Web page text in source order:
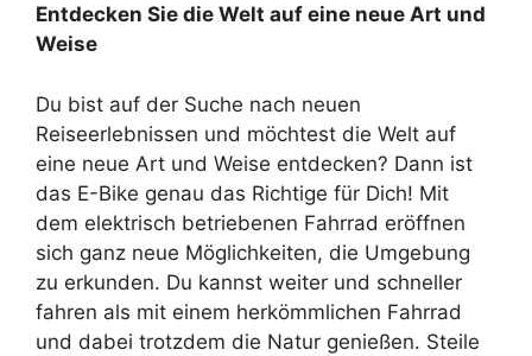
Entdecken Sie die Welt auf eine neue Art und
Weise
Du bist auf der Suche nach neuen
Reiseerlebnissen und möchtest die Welt auf
eine neue Art und Weise entdecken? Dann ist
das E-Bike genau das Richtige für Dich! Mit
dem elektrisch betriebenen Fahrrad eröffnen
sich ganz neue Möglichkeiten, die Umgebung
zu erkunden. Du kannst weiter und schneller
fahren als mit einem herkömmlichen Fahrrad
und dabei trotzdem die Natur genießen. Steile